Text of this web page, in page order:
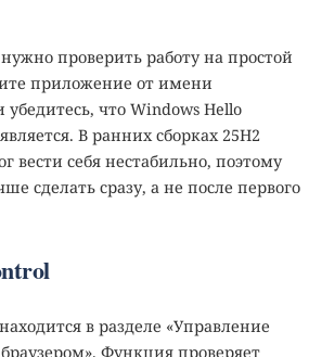
проверить работу на простой
приложение от имени
что Windows Hello
В ранних сборках 25H2
вести себя нестабильно, поэтому
сделать сразу, а не после первого
в разделе «Управление
Функция проверяет